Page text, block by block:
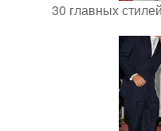
30 главных